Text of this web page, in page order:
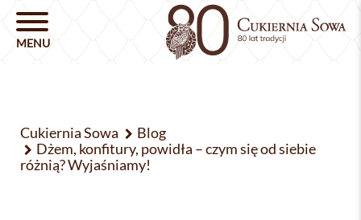
Cukiernia Sowa
Blog
Dżem, konfitury, powidła – czym się od siebie
różnią? Wyjaśniamy!